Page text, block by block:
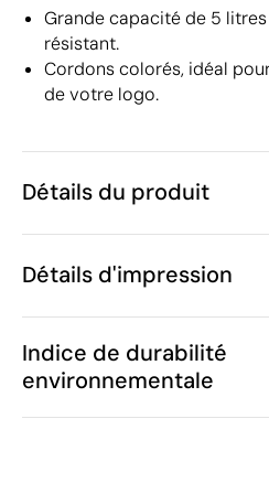
Grande capacité de 5
résistant.
Cordons colorés, idéal
de votre logo.
Détails du produit
Caractéristiques
Code du produit
Poids
Matière
Détails d'impression
Indice de durabilité
environnementale